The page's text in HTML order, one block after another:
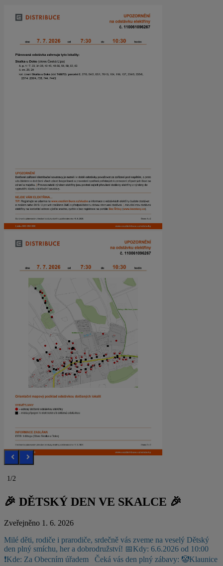
1/2
🎉 DĚTSKÝ DEN VE SKALCE 🎉
Zveřejněno 1. 6. 2026
Milé děti, rodiče i prarodiče, srdečně vás zveme na veselý Dětský
den plný smíchu, her a dobrodružství! 📅Kdy: 6.6.2026 od 10:00
❗Kde: Za Obecním úřadem
Čeká vás den plný zábavy: 🤡Klaunice